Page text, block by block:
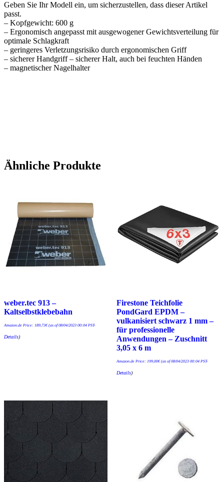
Geben Sie Ihr Modell ein, um sicherzustellen, dass dieser Artikel
passt.
– Kopfgewicht: 600 g
– Ergonomisch angepasst mit ausgewogener Gewichtsverteilung für
optimale Schlagkraft
– geringeres Verletzungsrisiko durch ergonomischen Griff
– sicherer Handgriff – sicherer Halt, auch bei feuchten Händen
– magnetischer Nagelhalter
Ähnliche Produkte
weber.tec 913 –
Kaltselbstklebebahn
Amazon.de Price: 189,73€(as of 08/04/2023 00:04 PST-
Details)
Firestone Teichfolie
PondGard EPDM –
vulkanisiert schwarz 1 mm –
für professionelle
Anwendungen – Zuschnitt
3,05 x 6 m
Amazon.de Price: 199,00€(as of 08/04/2023 00:04 PST-
Details)